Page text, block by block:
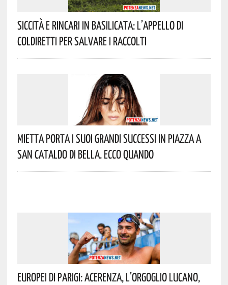
Siccità E Rincari In Basilicata: L’appello Di
Coldiretti Per Salvare I Raccolti
Mietta Porta I Suoi Grandi Successi In Piazza A
San Cataldo Di Bella. Ecco Quando
Europei Di Parigi: Acerenza, L’orgoglio Lucano,